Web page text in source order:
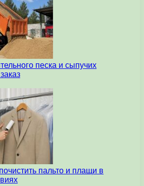
песка и сыпучих
пальто и плащи в